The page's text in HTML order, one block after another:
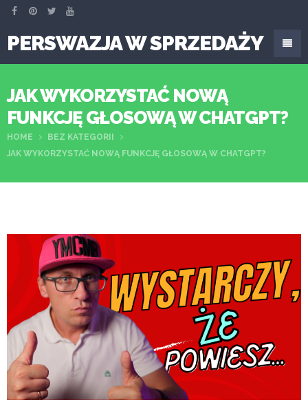
PERSWAZJA W SPRZEDAŻY
JAK WYKORZYSTAĆ NOWĄ
FUNKCJĘ GŁOSOWĄ W CHATGPT?
HOME
BEZ KATEGORII
JAK WYKORZYSTAĆ NOWĄ FUNKCJĘ GŁOSOWĄ W CHATGPT?